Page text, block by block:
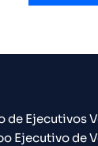
de Ejecutivos
Ejecutivo de